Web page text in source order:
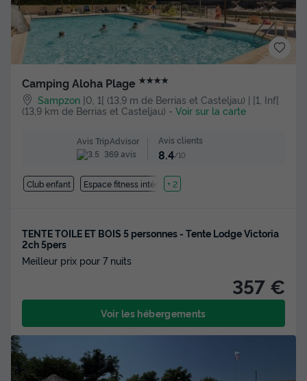
Camping Aloha Plage ★★★★
Sampzon ]0, 1[ (13,9 m de Berrias et Casteljau) | [1, Inf[
(13,9 km de Berrias et Casteljau) - Voir sur la carte
Avis TripAdvisor
369 avis
Avis clients
8.4/10
Club enfant Espace fitness intérieure
+ 2
TENTE TOILE ET BOIS 5 personnes - Tente Lodge Victoria
2ch 5pers
Meilleur prix pour 7 nuits
357 €
Voir les hébergements